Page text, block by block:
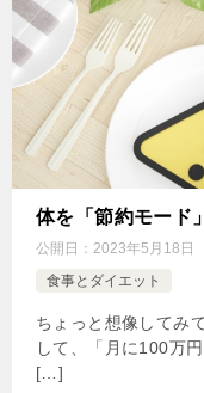
体を「節約モード
公開日： 2023年5月18日
食事とダイエット
ちょっと想像してみ
して、「月に100万
[…]